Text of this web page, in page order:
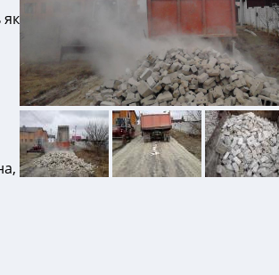
як